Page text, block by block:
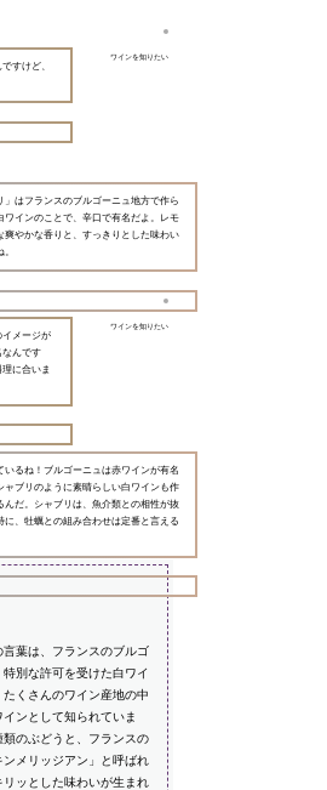
ワインを知りたい
すけど、
」はフランスのブルゴーニュ地方で作ら
ワインのことで、辛口で有名だよ。レモ
爽やかな香りと、すっきりとした味わい
ワインを知りたい
イメージが
なんです
に合いま
いるね！ブルゴーニュは赤ワインが有名
ャブリのように素晴らしい白ワインも作
んだ。シャブリは、魚介類との相性が抜
に、牡蠣との組み合わせは定番と言える
言葉は、フランスのブルゴ
別な許可を受けた白ワイ
くさんのワイン産地の中
ンとして知られていま
のぶどうと、フランスの
メリッジアン」と呼ばれ
ッとした味わいが生まれ